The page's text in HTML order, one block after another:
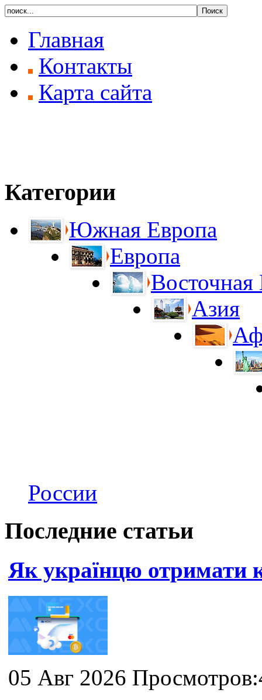
Главная
Контакты
Карта сайта
Категории
Южная Европа
Европа
Восточная
Азия
России
Последние статьи
Як українцю отримати
05 Авг 2026